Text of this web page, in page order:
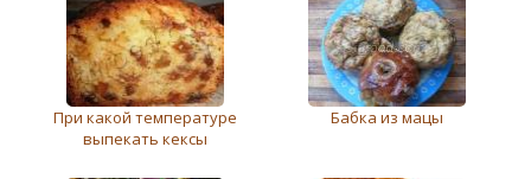
При какой температуре
выпекать кексы
Бабка из мацы